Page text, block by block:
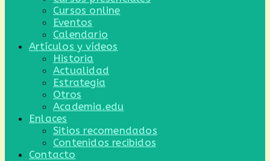
Cursos online
Eventos
Calendario
Artículos y vídeos
Historia
Actualidad
Estrategia
Otros
Academia.edu
Enlaces
Sitios recomendados
Contenidos recibidos
Contacto